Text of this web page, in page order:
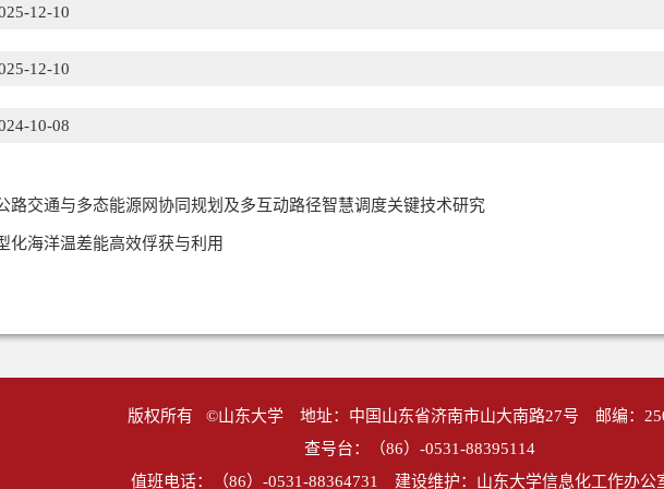
12-10
12-10
10-08
路交通与多态能源网协同规划及多互动路径智慧调度关键技术研究
化海洋温差能高效俘获与利用
版权所有 ©山东大学 地址：中国山东省济南市山大南路27号 邮编：
查号台：（86）-0531-88395114
值班电话：（86）-0531-88364731 建设维护：山东大学信息化工作